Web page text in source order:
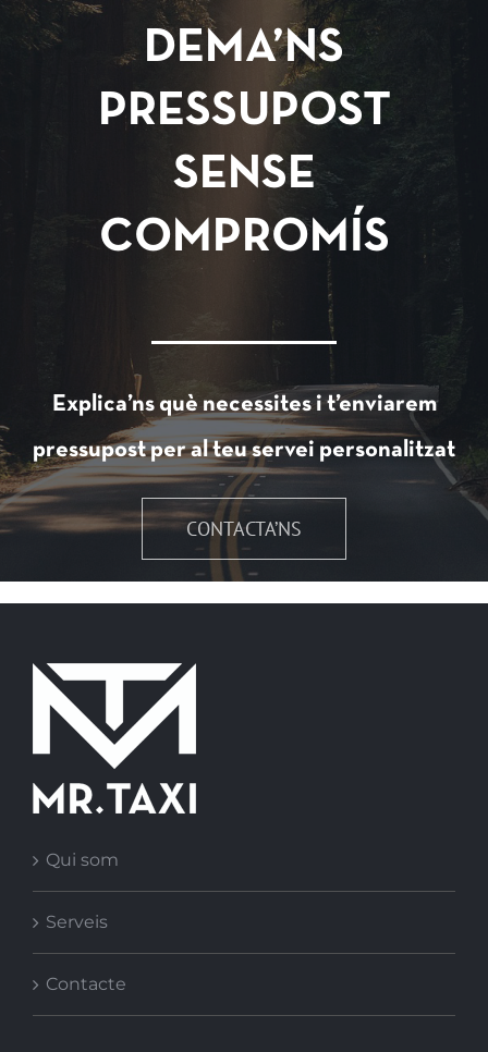
DEMA’NS
PRESSUPOST
SENSE
COMPROMÍS
Explica’ns què necessites i t’enviarem
pressupost per al teu servei personalitzat
CONTACTA’NS
Qui som
Serveis
Contacte